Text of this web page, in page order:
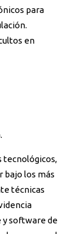
para
en
tecnológicos,
bajo los más
técnicas
y software de